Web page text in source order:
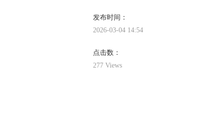
发布时间：
2026-03-04 14:54
点击数：
277 Views